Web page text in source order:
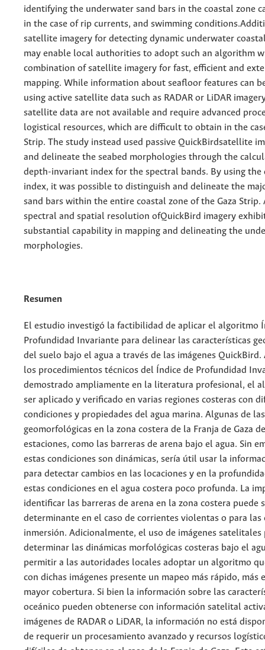
identifying the underwater sand bars in the coastal zone
in the case of rip currents, and swimming
satellite imagery for detecting dynamic underwater
may enable local authorities to adopt such an algorithm
combination of satellite imagery for fast, efficient and
mapping. While information about seafloor features can
using active satellite data such as RADAR or LiDAR
satellite data are not available and require advanced
logistical resources, which are difficult to obtain in the
Strip. The study instead used passive QuickBirdsatellite
and delineate the seabed morphologies through the
depth-invariant index for the spectral bands. By using
index, it was possible to distinguish and delineate the
sand bars within the entire coastal zone of the Gaza Strip.
spectral and spatial resolution ofQuickBird imagery
substantial capability in mapping and delineating the
morphologies.
Resumen
El estudio investigó la factibilidad de aplicar el algoritmo
Profundidad Invariante para delinear las características
del suelo bajo el agua a través de las imágenes QuickBird.
los procedimientos técnicos del Índice de Profundidad
demostrado ampliamente en la literatura profesional, el
ser aplicado y verificado en varias regiones costeras con
condiciones y propiedades del agua marina. Algunas de
geomorfológicas en la zona costera de la Franja de Gaza
estaciones, como las barreras de arena bajo el agua. Sin
estas condiciones son dinámicas, sería útil usar la
para detectar cambios en las locaciones y en la
estas condiciones en el agua costera poco profunda. La
identificar las barreras de arena en la zona costera puede
determinante en el caso de corrientes violentas o para las
inmersión. Adicionalmente, el uso de imágenes satelitales
determinar las dinámicas morfológicas costeras bajo el
permitir a las autoridades locales adoptar un algoritmo
con dichas imágenes presente un mapeo más rápido, más
mayor cobertura. Si bien la información sobre las
oceánico pueden obtenerse con información satelital
imágenes de RADAR o LiDAR, la información no está
de requerir un procesamiento avanzado y recursos